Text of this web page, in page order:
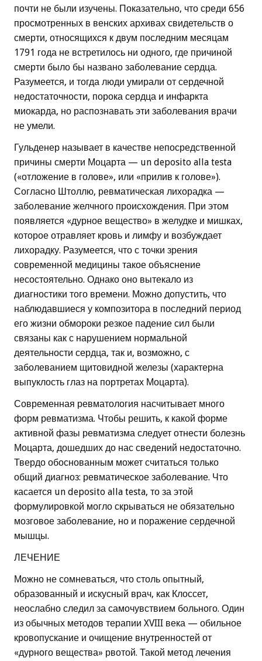
почти не были изучены. Показательно, что среди 656
просмотренных в венских архивах свидетельств о
смерти, относящихся к двум последним месяцам
1791 года не встретилось ни одного, где причиной
смерти было бы названо заболевание сердца.
Разумеется, и тогда люди умирали от сердечной
недостаточности, порока сердца и инфаркта
миокарда, но распознавать эти заболевания врачи
не умели.
Гульденер называет в качестве непосредственной
причины смерти Моцарта — un deposito alla testa
(«отложение в голове», или «прилив к голове»).
Согласно Штоллю, ревматическая лихорадка —
заболевание желчного происхождения. При этом
появляется «дурное вещество» в желудке и мишках,
которое отравляет кровь и лимфу и возбуждает
лихорадку. Разумеется, что с точки зрения
современной медицины такое объяснение
несостоятельно. Однако оно вытекало из
диагностики того времени. Можно допустить, что
наблюдавшиеся у композитора в последний период
его жизни обмороки резкое падение сил были
связаны как с нарушением нормальной
деятельности сердца, так и, возможно, с
заболеванием щитовидной железы (характерна
выпуклость глаз на портретах Моцарта).
Современная ревматология насчитывает много
форм ревматизма. Чтобы решить, к какой форме
активной фазы ревматизма следует отнести болезнь
Моцарта, дошедших до нас сведений недостаточно.
Твердо обоснованным может считаться только
общий диагноз: ревматическое заболевание. Что
касается un deposito alla testa, то за этой
формулировкой могло скрываться не обязательно
мозговое заболевание, но и поражение сердечной
мышцы.
ЛЕЧЕНИЕ
Можно не сомневаться, что столь опытный,
образованный и искусный врач, как Клоссет,
неослабно следил за самочувствием больного. Один
из обычных методов терапии XVIII века — обильное
кровопускание и очищение внутренностей от
«дурного вещества» рвотой. Такой метод лечения